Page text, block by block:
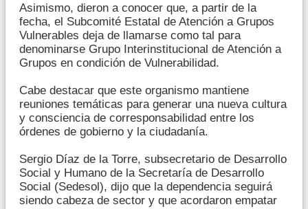
Asimismo, dieron a conocer que, a partir de la
fecha, el Subcomité Estatal de Atención a Grupos
Vulnerables deja de llamarse como tal para
denominarse Grupo Interinstitucional de Atención a
Grupos en condición de Vulnerabilidad.
Cabe destacar que este organismo mantiene
reuniones temáticas para generar una nueva cultura
y consciencia de corresponsabilidad entre los
órdenes de gobierno y la ciudadanía.
Sergio Díaz de la Torre, subsecretario de Desarrollo
Social y Humano de la Secretaría de Desarrollo
Social (Sedesol), dijo que la dependencia seguirá
siendo cabeza de sector y que acordaron empatar